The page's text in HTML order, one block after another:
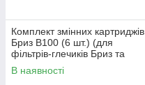
Комплект змінних картриджів
Бриз В100 (6 шт.) (для
фiльтрiв-глечиків Бриз та
Аквафор)
В наявності